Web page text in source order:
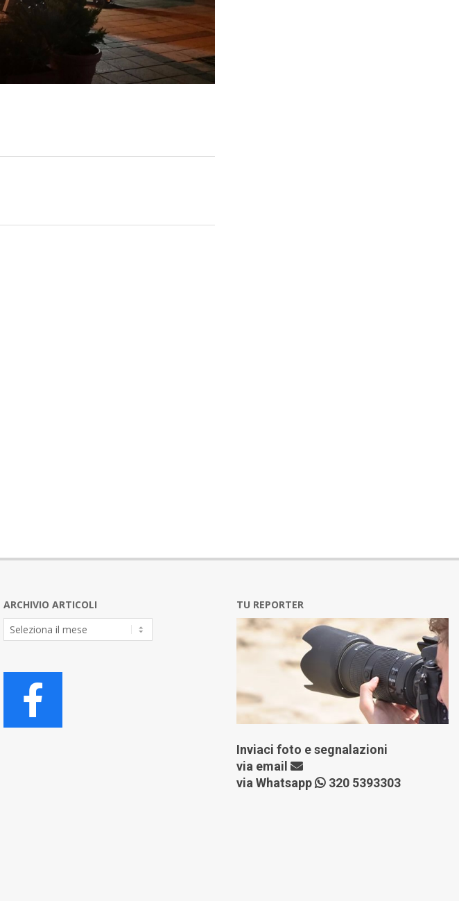
ARCHIVIO ARTICOLI
Archivio
Articoli
TU REPORTER
Inviaci foto e segnalazioni
via email
via Whatsapp
320 5393303